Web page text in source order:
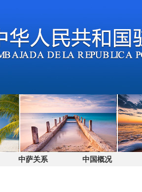
中萨关系 中国概况